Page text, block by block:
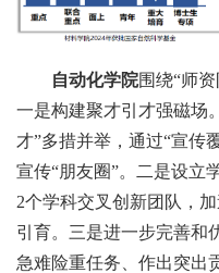
自动化学院围绕“师
一是构建聚才引才强磁场
才”多措并举，通过“宣传
宣传“朋友圈”。二是设立
2个学科交叉创新团队，
引育。三是进一步完善和
急难险重任务、作出突出